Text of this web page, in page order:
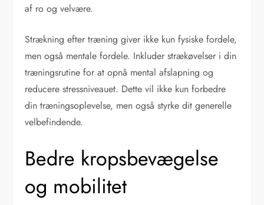
af ro og velvære.
Strækning efter træning giver ikke kun fysiske fordele,
men også mentale fordele. Inkluder strækøvelser i din
træningsrutine for at opnå mental afslapning og
reducere stressniveauet. Dette vil ikke kun forbedre
din træningsoplevelse, men også styrke dit generelle
velbefindende.
Bedre kropsbevægelse
og mobilitet